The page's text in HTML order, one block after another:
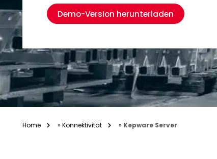
Demo-Version herunterladen
Home » Konnektivität » Kepware Server